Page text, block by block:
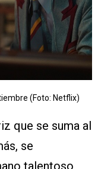
(Foto: Netflix)
que se suma al
se
talentoso